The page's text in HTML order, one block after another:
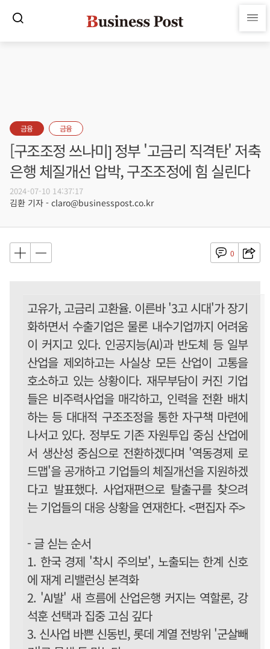
금융 금융
[구조조정 쓰나미] 정부 '고금리 직격탄' 저축
은행 체질개선 압박, 구조조정에 힘 실린다
2024-07-10 14:37:17
김환 기자 - claro@businesspost.co.kr
0
고유가, 고금리 고환율. 이른바 '3고 시대'가 장기
화하면서 수출기업은 물론 내수기업까지 어려움
이 커지고 있다. 인공지능(AI)과 반도체 등 일부
산업을 제외하고는 사실상 모든 산업이 고통을
호소하고 있는 상황이다. 재무부담이 커진 기업
들은 비주력사업을 매각하고, 인력을 전환 배치
하는 등 대대적 구조조정을 통한 자구책 마련에
나서고 있다. 정부도 기존 자원투입 중심 산업에
서 생산성 중심으로 전환하겠다며 '역동경제 로
드맵'을 공개하고 기업들의 체질개선을 지원하겠
다고 발표했다. 사업재편으로 탈출구를 찾으려
는 기업들의 대응 상황을 연재한다. <편집자 주>
- 글 싣는 순서
1. 한국 경제 '착시 주의보', 노출되는 한계 신호
에 재계 리밸런싱 본격화
2. 'AI발' 새 흐름에 산업은행 커지는 역할론, 강
석훈 선택과 집중 고심 깊다
3. 신사업 바쁜 신동빈, 롯데 계열 전방위 '군살빼